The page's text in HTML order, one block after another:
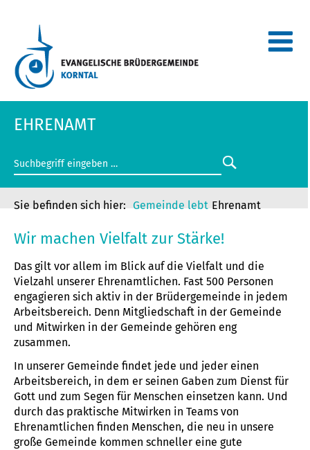
EHRENAMT
Gemeinde lebt Ehrenamt
Wir machen Vielfalt zur Stärke!
Das gilt vor allem im Blick auf die Vielfalt und die
Vielzahl unserer Ehrenamtlichen. Fast 500 Personen
engagieren sich aktiv in der Brüdergemeinde in jedem
Arbeitsbereich. Denn Mitgliedschaft in der Gemeinde
und Mitwirken in der Gemeinde gehören eng
zusammen.
In unserer Gemeinde findet jede und jeder einen
Arbeitsbereich, in dem er seinen Gaben zum Dienst für
Gott und zum Segen für Menschen einsetzen kann. Und
durch das praktische Mitwirken in Teams von
Ehrenamtlichen finden Menschen, die neu in unsere
große Gemeinde kommen schneller eine gute